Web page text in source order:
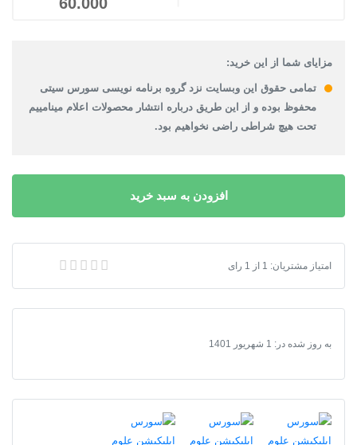
مزایای شما از این خرید:
تمامی حقوق این وبسایت نزد گروه برنامه نویسی سورس سیتی
محفوظ بوده و از این طریق درباره انتشار محصولات اعلام مینامییم
تحت هیچ شراطی راضی نخواهیم بود.
افزودن به سبد خرید
سورس اپلیکیشن علوم بازرگانی و ترخیص کالا با بیسیک 4 اندروید
امتیاز مشتریان: 1 از 1 رای
به روز شده در: 1 شهریور 1401